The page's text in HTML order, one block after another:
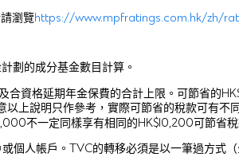
瀏覽https://www.mpfratings.com.hk/zh/
劃的成分基金數目計算。
資格延期年金保費的合計上限。可節省的
上說明只作參考，實際可節省的稅款可有不
不一定同樣享有相同的HK$10,200可節省稅
人帳戶。TVC的轉移必須是以一筆過方式